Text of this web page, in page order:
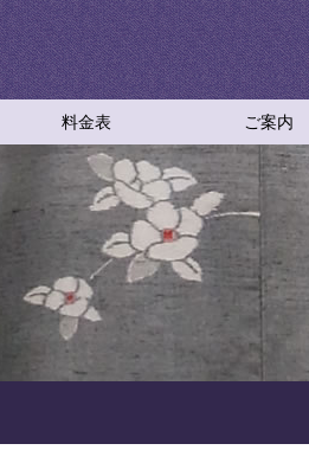
料金表 ご案内
ご依頼方法
採寸について
お仕立て工程
お仕立てＱ＆
仕立て直しＱ